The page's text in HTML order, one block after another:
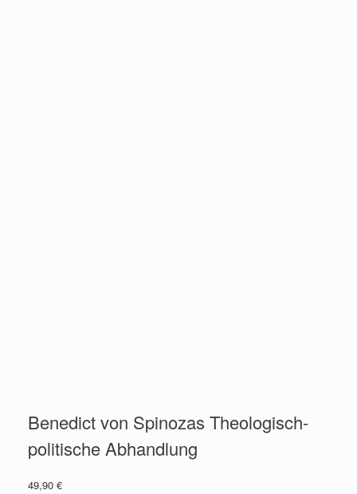
Benedict von Spinozas Theologisch-
politische Abhandlung
49,90 €